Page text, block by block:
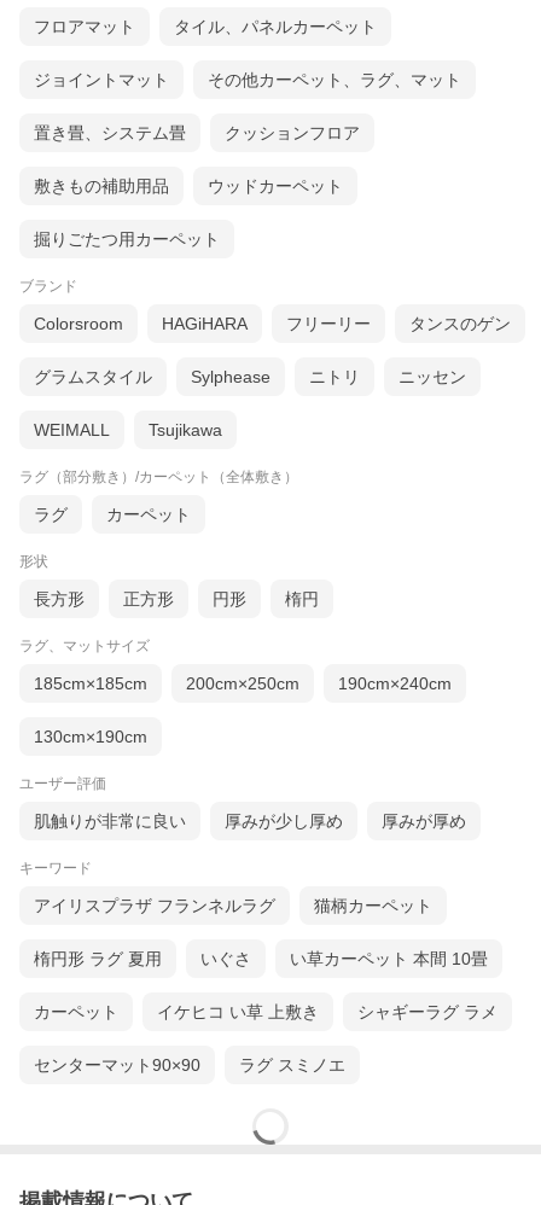
サイズバリエーション
フロアマット タイル、パネルカーペット
ジョイントマット その他カーペット、ラグ、マット
置き畳、システム畳 クッションフロア
敷きもの補助用品 ウッドカーペット
掘りごたつ用カーペット
ブランド
Colorsroom HAGiHARA フリーリー タンスのゲン
グラムスタイル Sylphease ニトリ ニッセン
WEIMALL Tsujikawa
ラグ（部分敷き）/カーペット（全体敷き）
ラグ カーペット
形状
長方形 正方形 円形 楕円
ラグ、マットサイズ
185cm×185cm 200cm×250cm 190cm×240cm
130cm×190cm
ユーザー評価
肌触りが非常に良い 厚みが少し厚め 厚みが厚め
キーワード
アイリスプラザ フランネルラグ 猫柄カーペット
楕円形 ラグ 夏用 いぐさ い草カーペット 本間 10畳
カーペット イケヒコ い草 上敷き シャギーラグ ラメ
センターマット90×90 ラグ スミノエ